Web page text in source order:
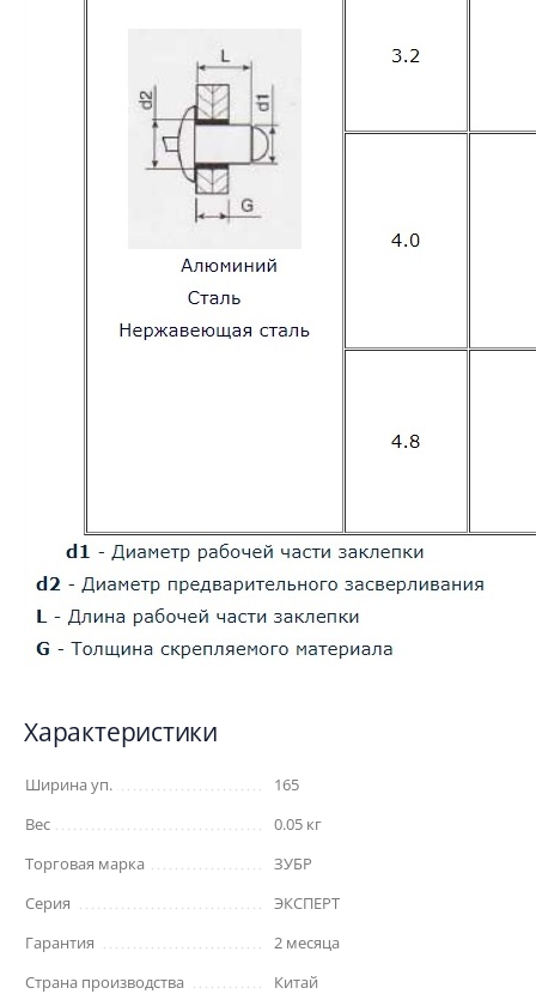
Характеристики
Ширина уп.
165
Вес
0.05 кг
Торговая марка
ЗУБР
Серия
ЭКСПЕРТ
Гарантия
2 месяца
Страна производства
Китай